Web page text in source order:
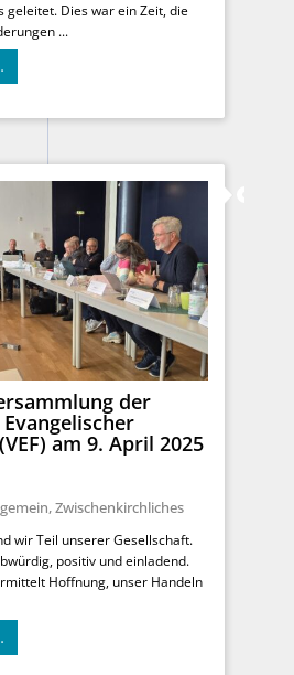
geleitet. Dies war ein Zeit, die
...
der
am 9. April 2025
,Zwischenkirchliches
wir Teil unserer Gesellschaft.
positiv und einladend.
Hoffnung, unser Handeln